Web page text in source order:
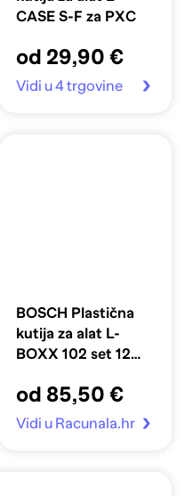
CASE S-F za PXC
od 29,90 €
Vidi u 4 trgovine
BOSCH Plastična
kutija za alat L-
BOXX 102 set 12
od 85,50 €
Vidi u Racunala.hr